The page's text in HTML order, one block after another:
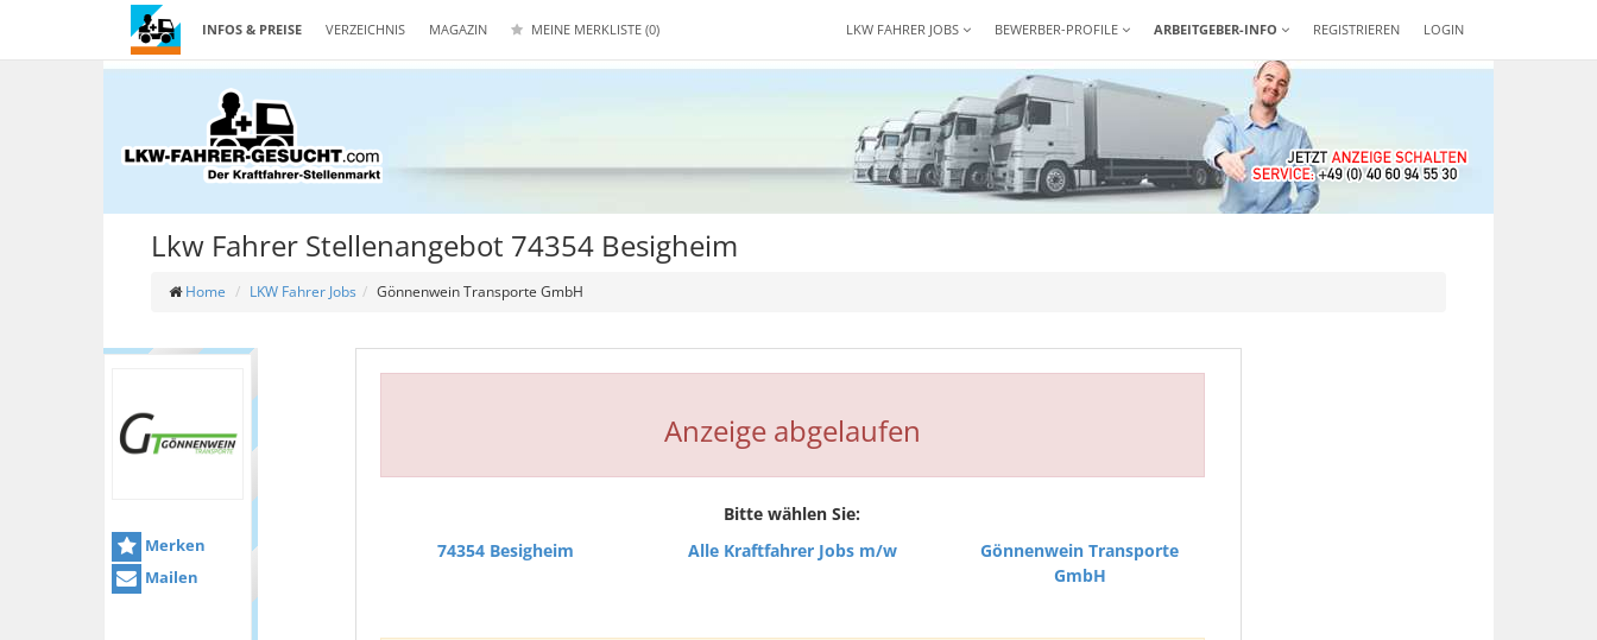
INFOS & PREISE VERZEICHNIS MAGAZIN MEINE MERKLISTE (0) REGISTRIEREN LOGIN
LKW FAHRER JOBS BEWERBER-PROFILE ARBEITGEBER-INFO
Lkw Fahrer Stellenangebot 74354 Besigheim
Home LKW Fahrer Jobs Gönnenwein Transporte GmbH
Merken
Mailen
Anzeige abgelaufen
Bitte wählen Sie:
74354 Besigheim
Alle Kraftfahrer Jobs m/w
Gönnenwein Transporte
GmbH